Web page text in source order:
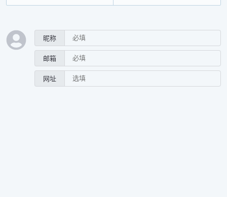
昵称
邮箱
网址